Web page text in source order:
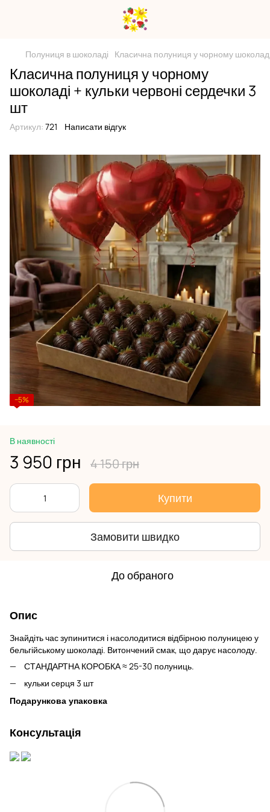
Полуниця в шоколаді Класична полуниця у чорному
Класична полуниця у чорному
шоколаді + кульки червоні сердечки 3
шт
Артикул: 721 Написати відгук
−5%
В наявності
3 950 грн 4 150 грн
Купити
Замовити швидко
До обраного
Опис
Знайдіть час зупинитися і насолодитися відбірною полуницею у
бельгійському шоколаді. Витончений смак, що дарує насолоду.
СТАНДАРТНА КОРОБКА ≈ 25-30 полуниць.
кульки серця 3 шт
Подарункова упаковка
Консультація